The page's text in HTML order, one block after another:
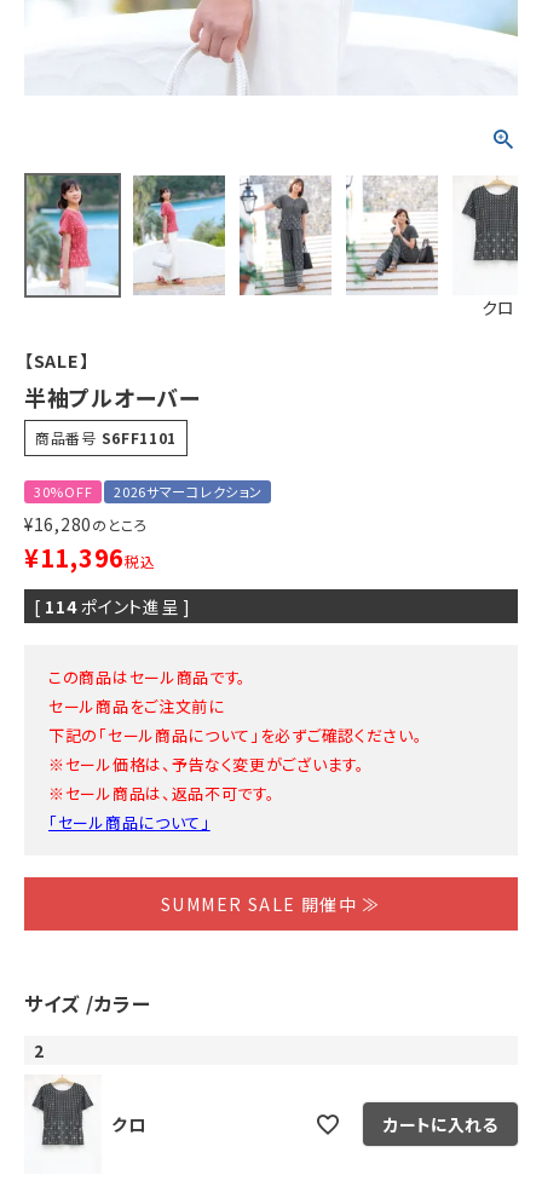
クロ
【SALE】
半袖プルオーバー
商品番号 S6FF1101
30%OFF 2026サマーコレクション
¥16,280のところ
¥11,396税込
[ 114ポイント進呈 ]
この商品はセール商品です。
セール商品をご注文前に
下記の「セール商品について」を必ずご確認ください。
※セール価格は、予告なく変更がございます。
※セール商品は、返品不可です。
「セール商品について」
SUMMER SALE 開催中 ≫
サイズ カラー
2
クロ カートに入れる